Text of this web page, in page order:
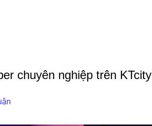
chuyên nghiệp trên KTcity